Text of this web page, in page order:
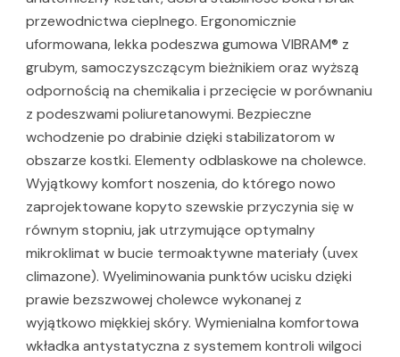
przewodnictwa cieplnego. Ergonomicznie
uformowana, lekka podeszwa gumowa VIBRAM® z
grubym, samoczyszczącym bieżnikiem oraz wyższą
odpornością na chemikalia i przecięcie w porównaniu
z podeszwami poliuretanowymi. Bezpieczne
wchodzenie po drabinie dzięki stabilizatorom w
obszarze kostki. Elementy odblaskowe na cholewce.
Wyjątkowy komfort noszenia, do którego nowo
zaprojektowane kopyto szewskie przyczynia się w
równym stopniu, jak utrzymujące optymalny
mikroklimat w bucie termoaktywne materiały (uvex
climazone). Wyeliminowania punktów ucisku dzięki
prawie bezszwowej cholewce wykonanej z
wyjątkowo miękkiej skóry. Wymienialna komfortowa
wkładka antystatyczna z systemem kontroli wilgoci